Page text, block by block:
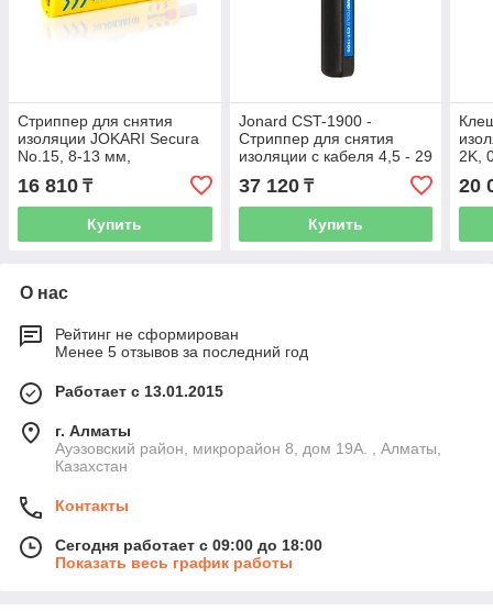
Стриппер для снятия
изоляции JOKARI Secura
No.15, 8-13 мм,
продольный рез (30155)
16 810 ₸
Купить
Jonard CST-1900 -
Стриппер для снятия
изоляции с кабеля 4,5 - 29
37 120₸
Купить
2K,
20
О нас
Рейтинг не сформирован
Менее 5 отзывов за последний год
Работает с 13.01.2015
г. Алматы
Ауэзовский район, микрорайон 8, дом 19А. , Алматы,
Казахстан
Контакты
Сегодня работает с 09:00 до 18:00
Показать весь график работы